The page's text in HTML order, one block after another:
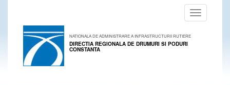
Toggle
navigation
NATIONALA DE ADMINISTRARE A INFRASTRUCTURII RUTIERE
DIRECTIA REGIONALA DE DRUMURI SI PODURI
CONSTANTA